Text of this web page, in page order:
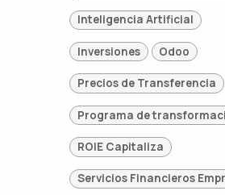
Inteligencia Artificial
Inversiones Odoo
Precios de Transferencia
ROIE Capitaliza